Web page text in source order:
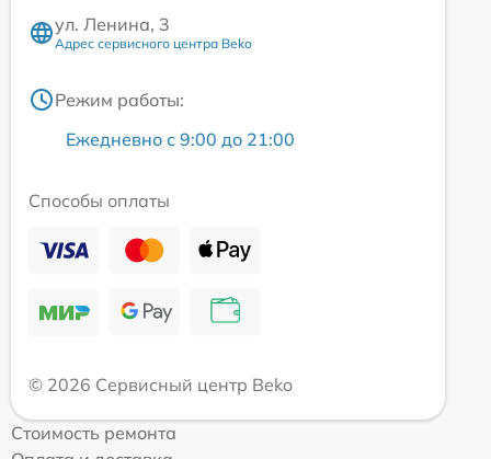
ул. Ленина, 3
Адрес сервисного центра Beko
Режим работы:
Ежедневно с 9:00 до 21:00
Способы оплаты
© 2026 Сервисный центр Beko
Стоимость ремонта